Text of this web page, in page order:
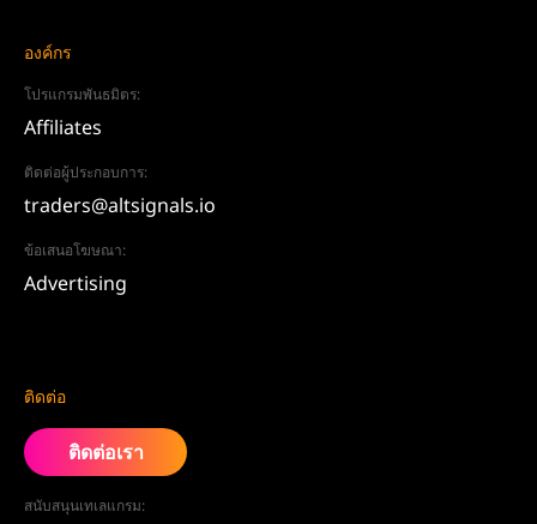
องค์กร
โปรแกรมพันธมิตร:
Affiliates
ติดต่อผู้ประกอบการ:
traders@altsignals.io
ข้อเสนอโฆษณา:
Advertising
ติดต่อ
ติดต่อเรา
สนับสนุนเทเลแกรม: